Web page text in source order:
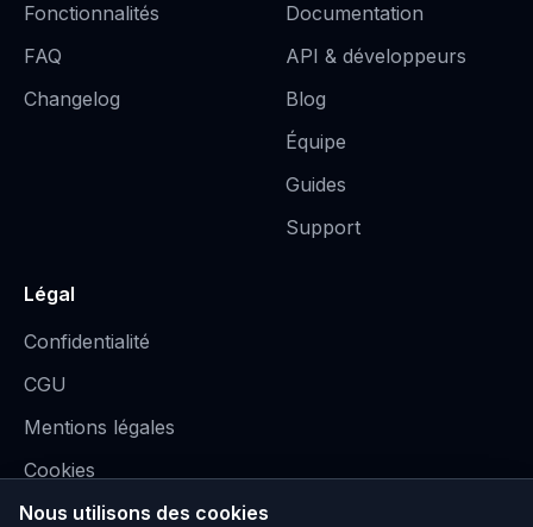
Fonctionnalités
FAQ
Changelog
Documentation
API & développeurs
Blog
Équipe
Guides
Support
Légal
Confidentialité
CGU
Mentions légales
Cookies
Nous utilisons des cookies